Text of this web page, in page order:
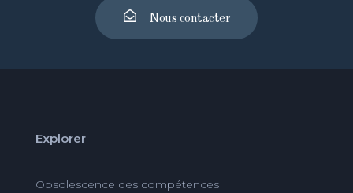
Nous contacter
Explorer
Obsolescence des compétences